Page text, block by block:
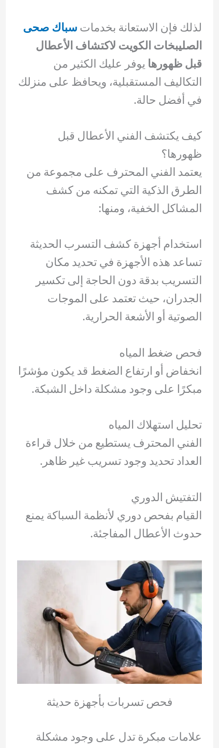
لذلك فإن الاستعانة بخدماتسباك صحى
الصليبخات الكويت لاكتشاف الأعطال
قبل ظهورها يوفر عليك الكثير من
التكاليف المستقبلية، ويحافظ على منزلك
في أفضل حالة.
كيف يكتشف الفني الأعطال قبل
ظهورها؟
يعتمد الفني المحترف على مجموعة من
الطرق الذكية التي تمكنه من كشف
المشاكل الخفية، ومنها:
استخدام أجهزة كشف التسرب الحديثة
تساعد هذه الأجهزة في تحديد مكان
التسريب بدقة دون الحاجة إلى تكسير
الجدران، حيث تعتمد على الموجات
الصوتية أو الأشعة الحرارية.
فحص ضغط المياه
انخفاض أو ارتفاع الضغط قد يكون مؤشرًا
مبكرًا على وجود مشكلة داخل الشبكة.
تحليل استهلاك المياه
الفني المحترف يستطيع من خلال قراءة
العداد تحديد وجود تسريب غير ظاهر.
التفتيش الدوري
القيام بفحص دوري لأنظمة السباكة يمنع
حدوث الأعطال المفاجئة.
فحص تسربات بأجهزة حديثة
علامات مبكرة تدل على وجود مشكلة